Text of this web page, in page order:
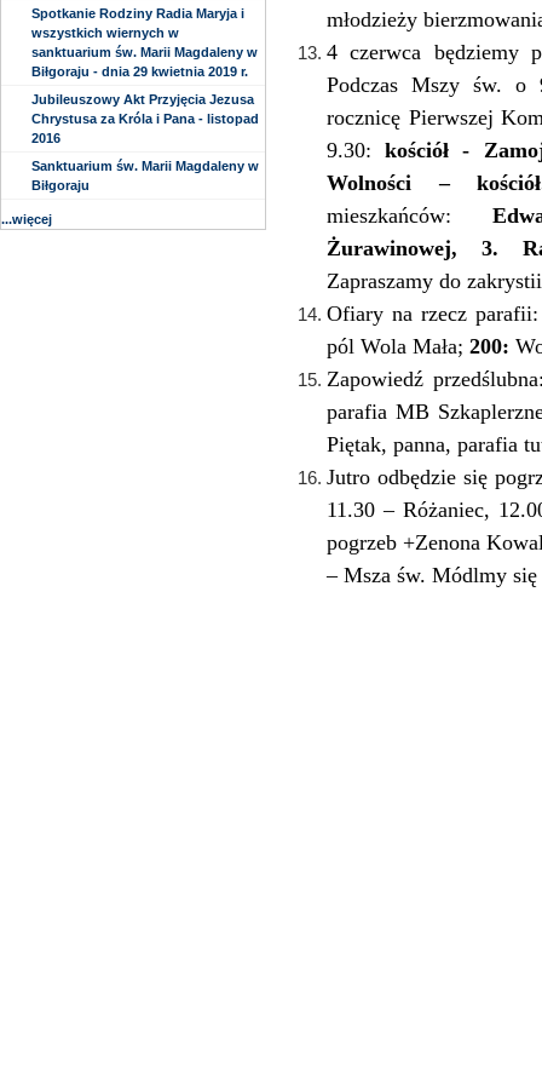
Spotkanie Rodziny Radia Maryja i
wszystkich wiernych w
sanktuarium św. Marii Magdaleny w
Biłgoraju - dnia 29 kwietnia 2019 r.
Jubileuszowy Akt Przyjęcia Jezusa
Chrystusa za Króla i Pana - listopad
2016
Sanktuarium św. Marii Magdaleny w
Biłgoraju
...więcej
młodzieży
4 czerwca będziemy
Podczas Mszy św. o
rocznicę Pierwszej
9.30:kościół -
Wolności –
mieszkańców:
Żurawinowej, 3.
Zapraszamy do
Ofiary na rzecz
pól Wola Mała; 200:
Zapowiedź
parafia MB
Piętak, panna, parafia
Jutro odbędzie się
11.30 – Różaniec,
pogrzeb +Zenona
– Msza św. Módlmy się